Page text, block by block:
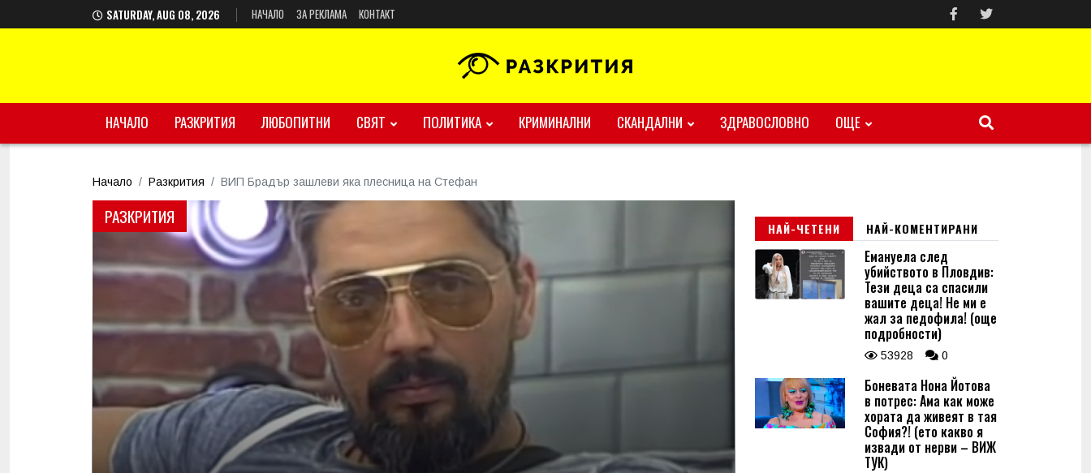
SATURDAY, AUG 08, 2026 НАЧАЛО ЗА РЕКЛАМА КОНТАКТ
НАЧАЛО РАЗКРИТИЯ ЛЮБОПИТНИ СВЯТ ПОЛИТИКА КРИМИНАЛНИ СКАНДАЛНИ ЗДРАВОСЛОВНО ОЩЕ
Начало Разкрития ВИП Брадър зашлеви яка плесница на Стефан
РАЗКРИТИЯ
НАЙ-ЧЕТЕНИ НАЙ-КОМЕНТИРАНИ
Емануела след
убийството в Пловдив:
Тези деца са спасили
вашите деца! Не ми е
жал за педофила! (още
подробности)
53928 0
Боневата Нона Йотова
в потрес: Ама как може
хората да живеят в тая
София?! (ето какво я
извади от нерви – ВИЖ
ТУК)